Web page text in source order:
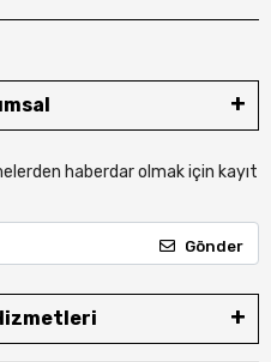
haberdar olmak için kayıt
Gönder